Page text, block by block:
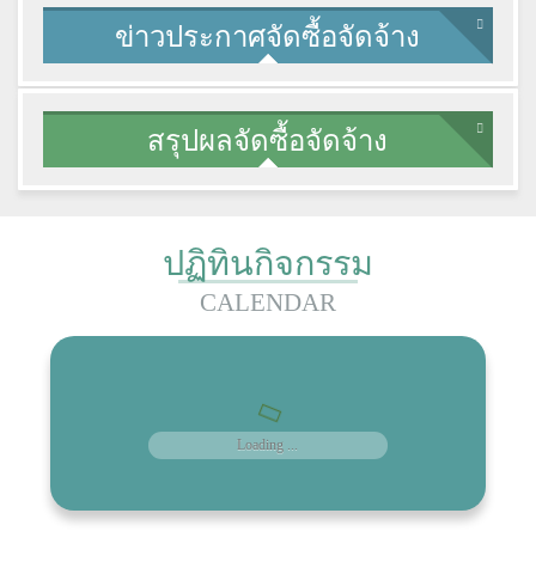
ข่าวประกาศจัดซื้อจัดจ้าง
สรุปผลจัดซื้อจัดจ้าง
ปฏิทินกิจกรรม
CALENDAR
Loading ...